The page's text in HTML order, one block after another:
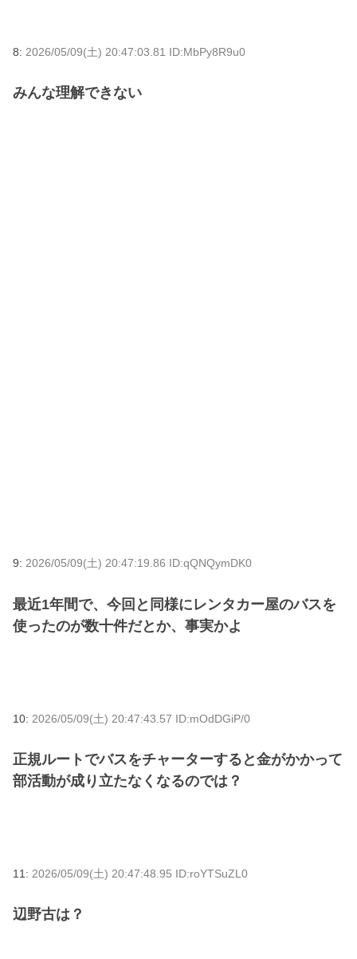
8: 2026/05/09(土) 20:47:03.81 ID:MbPy8R9u0
みんな理解できない
9: 2026/05/09(土) 20:47:19.86 ID:qQNQymDK0
最近1年間で、今回と同様にレンタカー屋のバスを
使ったのが数十件だとか、事実かよ
10: 2026/05/09(土) 20:47:43.57 ID:mOdDGiP/0
正規ルートでバスをチャーターすると金がかかって
部活動が成り立たなくなるのでは？
11: 2026/05/09(土) 20:47:48.95 ID:roYTSuZL0
辺野古は？